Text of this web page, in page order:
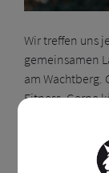
Wir treffen uns
gemeinsamen
am Wachtberg.
Fitness. Gerne